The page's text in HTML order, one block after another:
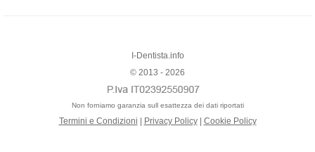
I-Dentista.info
© 2013 - 2026
Non forniamo garanzia sull esattezza dei dati riportati
Termini e Condizioni Privacy Policy| Cookie Policy